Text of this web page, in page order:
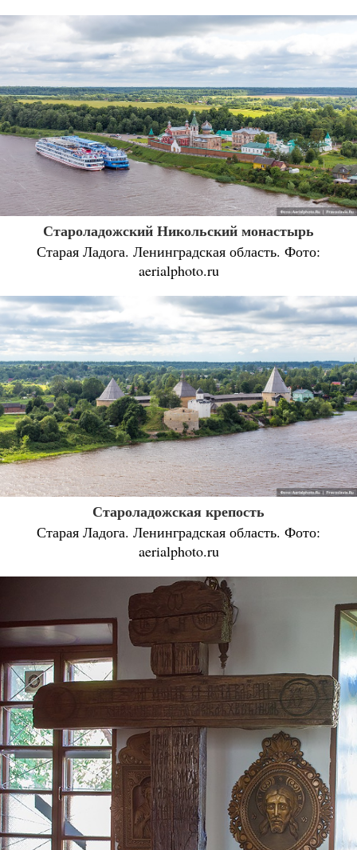
Староладожский Никольский монастырь
Старая Ладога. Ленинградская область. Фото:
aerialphoto.ru
Староладожская крепость
Старая Ладога. Ленинградская область. Фото:
aerialphoto.ru